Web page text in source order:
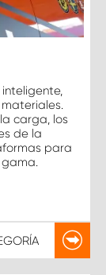
carga, los
de la
para
gama.